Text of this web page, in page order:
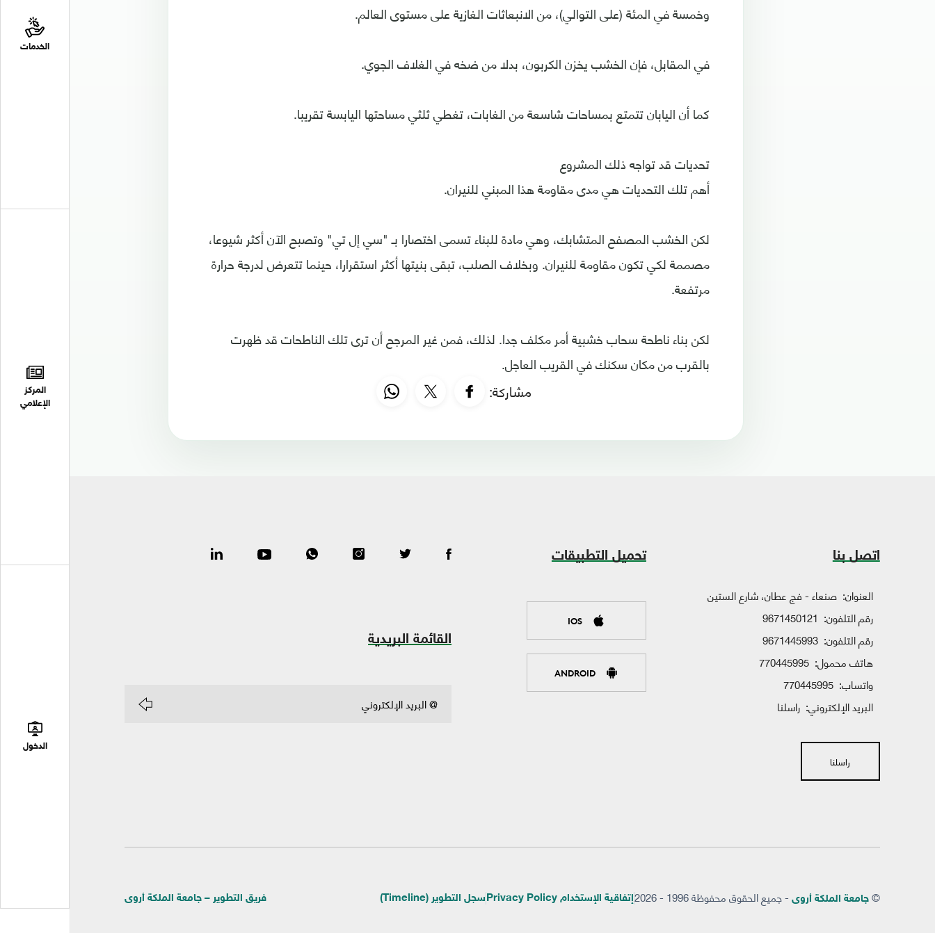
الخدمات
المركز
الإعلامي
الدخول
وخمسة في المئة (على التوالي)، من الانبعاثات الغازية على مستوى العالم.
في المقابل، فإن الخشب يخزن الكربون، بدلا من ضخه في الغلاف الجوي.
كما أن اليابان تتمتع بمساحات شاسعة من الغابات، تغطي ثلثي مساحتها اليابسة تقريبا.
تحديات قد تواجه ذلك المشروع
أهم تلك التحديات هي مدى مقاومة هذا المبني للنيران.
لكن الخشب المصفح المتشابك، وهي مادة للبناء تسمى اختصارا بـ "سي إل تي" وتصبح الآن أكثر شيوعا،
مصممة لكي تكون مقاومة للنيران. وبخلاف الصلب، تبقى بنيتها أكثر استقرارا، حينما تتعرض لدرجة حرارة
مرتفعة.
لكن بناء ناطحة سحاب خشبية أمر مكلف جدا. لذلك، فمن غير المرجح أن ترى تلك الناطحات قد ظهرت
بالقرب من مكان سكنك في القريب العاجل.
مشاركة:
اتصل بنا
العنوان: صنعاء - فج عطان، شارع الستين
رقم التلفون: 9671450121
رقم التلفون: 9671445993
هاتف محمول: 770445995
واتساب: 770445995
البريد الإلكتروني: راسلنا
راسلنا
تحميل التطبيقات
IOS
ANDROID
القائمة البريدية
©جامعة الملكة أروى - جميع الحقوق محفوظة 1996 - 2026 إتفاقية الإستخدام Privacy Policy سجل التطوير (Timeline) فريق التطوير – جامعة الملكة أروى